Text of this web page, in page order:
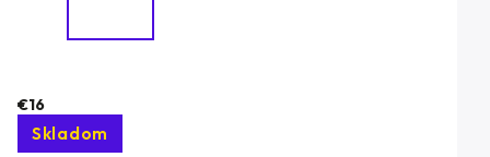
€16
Skladom